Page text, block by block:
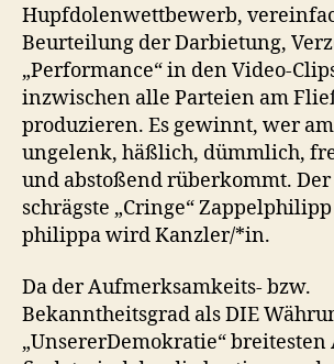
Hupfdolenwettbewerb,
Beurteilung der Darbietung,
„Performance“ in den Video-
inzwischen alle Parteien am
produzieren. Es gewinnt, wer
ungelenk, häßlich, dümmlich,
und abstoßend rüberkommt. Der
schrägste „Cringe“
philippa wird Kanzler/*in.
Da der Aufmerksamkeits- bzw.
Bekanntheitsgrad als DIE
„UnsererDemokratie“